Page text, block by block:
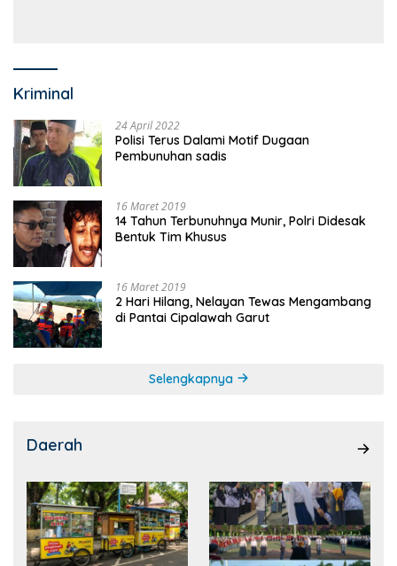
Kriminal
24 April 2022
Polisi Terus Dalami Motif Dugaan
Pembunuhan sadis
16 Maret 2019
14 Tahun Terbunuhnya Munir, Polri Didesak
Bentuk Tim Khusus
16 Maret 2019
2 Hari Hilang, Nelayan Tewas Mengambang
di Pantai Cipalawah Garut
Selengkapnya
Daerah